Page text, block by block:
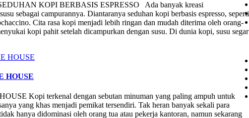
KOPI BERBASIS ESPRESSO Ada banyak kreasi
sebagai campurannya. Diantaranya seduhan kopi berbasis espresso, seperti
Cita rasa kopi menjadi lebih ringan dan mudah diterima oleh orang-
kopi pahit setelah dicampurkan dengan susu. Di dunia kopi, susu segar
HOUSE
Kopi terkenal dengan sebutan minuman yang paling ampuh untuk
yang khas menjadi pemikat tersendiri. Tak heran banyak sekali para
hanya didominasi oleh orang tua atau pekerja kantoran, namun sekarang